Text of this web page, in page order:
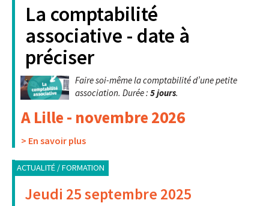
La comptabilité
associative - date à
préciser
Faire soi-même la comptabilité d’une petite
association. Durée : 5 jours.
A Lille - novembre 2026
> En savoir plus
ACTUALITÉ / FORMATION
Jeudi 25 septembre 2025